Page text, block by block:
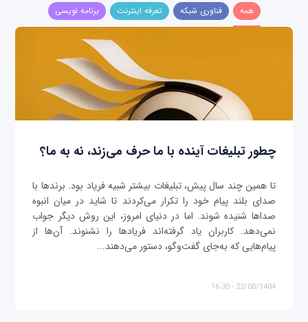
همه فناوری شبکه تعرفه اینترنت برنامه نویسی
چطور تبلیغات آینده با ما حرف می‌زند، نه به ما؟
تا همین چند سال پیش، تبلیغات بیشتر شبیه فریاد بود. برندها با
صدای بلند پیام خود را تکرار می‌کردند تا شاید در میان انبوه
صداها شنیده شوند. اما در دنیای امروز، این روش دیگر جواب
نمی‌دهد. کاربران یاد گرفته‌اند فریادها را نشنوند. آن‌ها از
پیام‌هایی که به‌جای گفت‌وگو، دستور می‌دهند...
22/08/1404 - 16:30